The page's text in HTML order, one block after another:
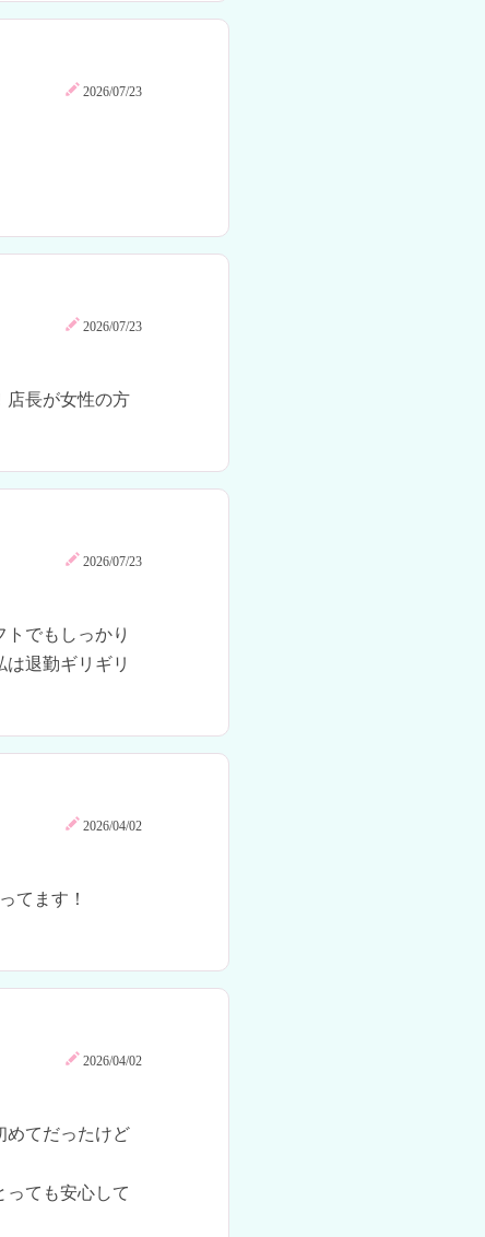
2026/07/23
2026/07/23
店長が女性の方
2026/07/23
でもしっかり
退勤ギリギリ
2026/04/02
てます！
2026/04/02
めてだったけど
っても安心して